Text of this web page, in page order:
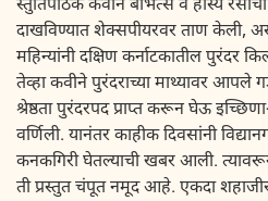
स्तुतिपाठक कवीने बीभत्स व हास्य
दाखविण्यात शेक्सपीयरवर ताण केली,
महिन्यांनी दक्षिण कर्नाटकातील पुरंदर
तेव्हा कवीने पुरंदराच्या माथ्यावर आपले
श्रेष्ठता पुरंदरपद प्राप्त करून घेऊ
वर्णिली. यानंतर काहीक दिवसांनी
कनकगिरी घेतल्याची खबर आली.
ती प्रस्तुत चंपूत नमूद आहे. एकदा